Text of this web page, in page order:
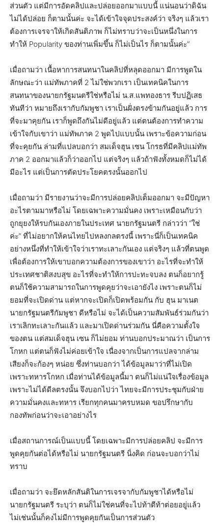
ส่วนตัว แต่มีการอัดคลิปและปล่อยออกมาแบบนี้ แน่นอนว่าดิฉัน
ไม่ได้ปล่อย ก็ตามนั้นค่ะ จะได้เข้าใจจุดประสงค์ว่า จริงๆ แล้วเรา
ต้องการเจรจาให้เกิดสันติภาพ ก็ไม่ทราบว่าจะเป็นหนึ่งในการ
ทำให้ Popularity ของท่านเพิ่มขึ้น ก็ไม่เป็นไร ก็ตามนั้นค่ะ”
เมื่อถามว่า เนื้อหาการสนทนาในคลิปที่หลุดออกมา มีการพูดใน
ลักษณะว่า แม่ทัพภาคที่ 2 ไม่ใช่พวกเรา เป็นเทคนิคในการ
สนทนาของนายกรัฐมนตรีใช่หรือไม่ น.ส.แพทองธาร รีบปฏิเสธ
ทันทีว่า หมายถึงเรากับกัมพูชา เราเป็นฝั่งตรงข้ามกันอยู่แล้ว การ
ที่จะมาคุยกัน เราก็พูดถึงกันไม่ดีอยู่แล้ว แต่ตนต้องการทำความ
เข้าใจกับเขาว่า แม่ทัพภาค 2 พูดไปแบบนั้น เพราะข้อความก่อน
ที่จะคุยกัน ล่ามที่แปลบอกว่า สมเด็จฮุน เซน โกรธที่มีคลิปแม่ทัพ
ภาค 2 ออกมาแล้วก็ว่าออกไป แต่จริงๆ แล้วถ้าฟังทั้งหมดก็ไม่ได้
มีอะไร แต่เป็นการตัดประโยคตรงนั้นออกไป
เมื่อถามว่า มีรายงานว่าจะมีการปล่อยคลิปเต็มออกมา จะมีปัญหา
อะไรตามมาหรือไม่ โดยเฉพาะความมั่นคง เพราะเหมือนกับว่า
ถูกยุยงให้รบกันเองภายในประเทศ นายกรัฐมนตรี กล่าวว่า “ใช่
ค่ะ” ที่ไม่อยากให้คนไทยไปหลงกลตรงนี้ เพราะนี่ก็เป็นเทคนิค
อย่างหนึ่งที่ทำให้เข้าใจว่าเราทะเลาะกันเอง แต่จริงๆ แล้วที่ตนพูด
เพื่อต้องการให้เขาบอกความต้องการของเขาว่า อะไรที่จะทำให้
ประเทศชาติสงบสุข อะไรที่จะทำให้การปะทะจบลง ตนก็อยากรู้
ตนก็ใช้ความสามารถในการพูดคุยว่าจะเอายังไง เพราะตนก็ไม่
ยอมที่จะเปิดด่าน แต่หากจะเปิดก็เปิดพร้อมกัน กับ ฮุน มาเนต
นายกรัฐมนตรีกัมพูชา ดีหรือไม่ จะได้เป็นความสัมพันธ์ร่วมกันว่า
เราเลิกทะเลาะกันแล้ว และมาเปิดด่านร่วมกัน นี่คือความตั้งใจ
ของตน แต่สมเด็จฮุน เซน ก็ไม่ยอม ท่านบอกประมาณว่า เป็นการ
โกหก แต่ตนก็ฟังไม่ค่อยเข้าใจ เนื่องจากเป็นการแปลจากล่าม
เสียงก็จะก้องๆ หน่อย ซึ่งท่านบอกว่า ได้ข้อมูลมาว่าที่ไม่เปิด
เพราะทหารโกหก เมื่อท่านได้ข้อมูลนี้มา ตนก็ไม่แน่ใจเรื่องข้อมูล
เพราะไม่ได้ดีลตรงนั้น จึงบอกไปว่า ไทยจะมีการประชุมกับฝ่าย
ความมั่นคงและทหาร เรียกทุกคนมาครบหมด ขอปรึกษากับ
กองทัพก่อนว่าจะเอาอย่างไร
เมื่อสถานการณ์เป็นแบบนี้ โดยเฉพาะมีการปล่อยคลิป จะมีการ
พูดคุยกันต่อได้หรือไม่ นายกรัฐมนตรี นิ่งคิด ก่อนจะบอกว่าไม่
ทราบ
เมื่อถามว่า จะยึดหลักสันติในการเจรจากับกัมพูชาได้หรือไม่
นายกรัฐมนตรี ระบุว่า ตนก็ไม่ใช่คนที่จะไปท้าตีท้าต่อยอยู่แล้ว
ไม่เช่นนั้นก็คงไม่มีการพูดคุยกันเป็นการส่วนตัว